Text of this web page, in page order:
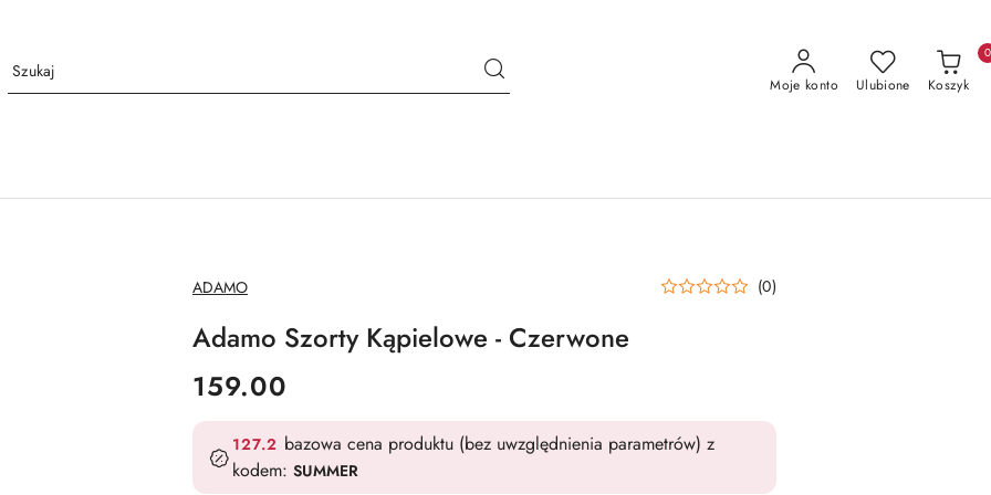
Moje konto Ulubione Koszyk
0
NAZWA
PRODUCENTA:
ADAMO (0)
Adamo Szorty Kąpielowe - Czerwone
cena:
159.00
127.2 bazowa cena produktu (bez uwzględnienia parametrów) z
kodem: SUMMER